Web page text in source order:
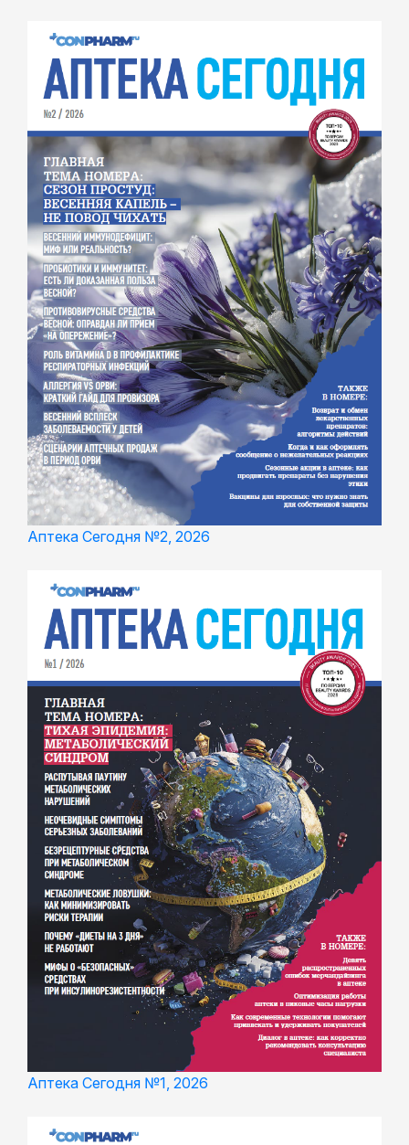
Аптека Сегодня №2, 2026
Аптека Сегодня №1, 2026